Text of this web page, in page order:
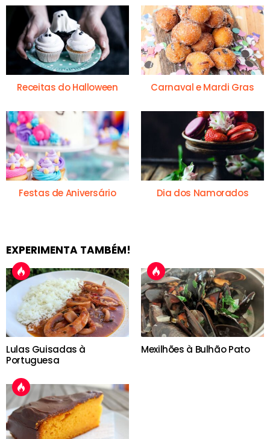
Receitas do Halloween Carnaval e Mardi Gras
Festas de Aniversário Dia dos Namorados
EXPERIMENTA TAMBÉM!
Lulas Guisadas à
Portuguesa
Mexilhões à Bulhão Pato